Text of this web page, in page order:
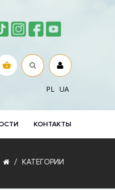
PL UA
КОНТАКТЫ
КАТЕГОРИИ